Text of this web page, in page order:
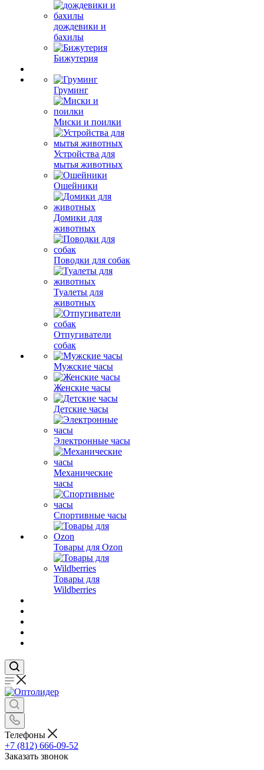
дождевики и
бахилы
Бижутерия
Груминг
Миски и поилки
Устройства для
мытья животных
Ошейники
Домики для
животных
Поводки для собак
Туалеты для
животных
Отпугиватели
собак
Мужские часы
Женские часы
Детские часы
Электронные часы
Механические
часы
Спортивные часы
Товары для Ozon
Товары для
Wildberries
Телефоны
+7 (812) 666-09-52
Заказать звонок